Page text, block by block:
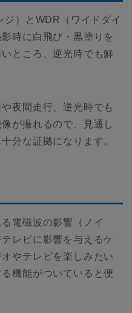
ジ）とWDR（ワイドダイ
時に白飛び・黒塗りを
ところ、逆光時でも鮮
夜間走行、逆光時でも
が撮れるので、見通し
分な証拠になります。
電磁波の影響（ノイ
レビに影響を与えるケ
やテレビを楽しみたい
機能がついていると便